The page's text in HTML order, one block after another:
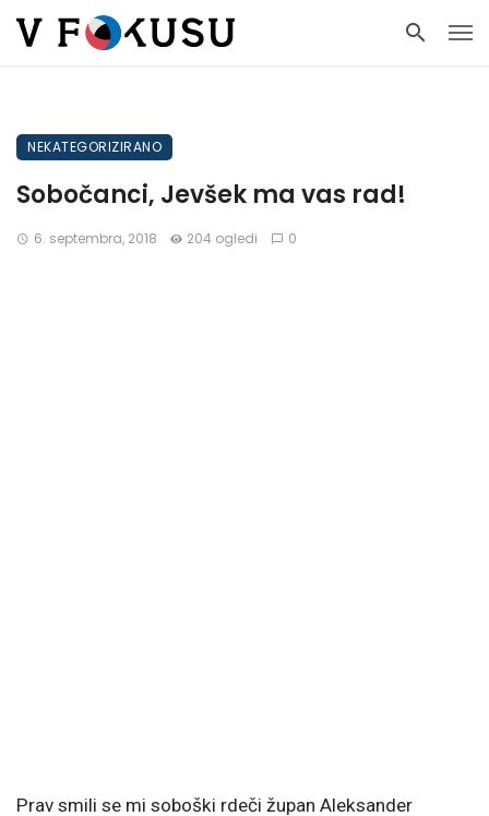
NEKATEGORIZIRANO
Sobočanci, Jevšek ma vas rad!
6. septembra, 2018 204 ogledi 0
Prav smili se mi soboški rdeči župan Aleksander